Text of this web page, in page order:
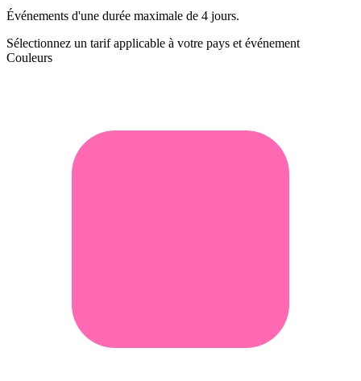
Événements d'une durée maximale de 4 jours.
Sélectionnez un tarif applicable à votre pays et événement
Couleurs